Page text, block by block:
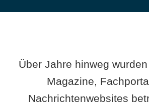
Über Jahre hinweg
Magazine,
Nachrichtenwebsites